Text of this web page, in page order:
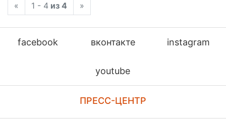
« 1 - 4 из 4 »
facebook вконтакте instagram
youtube
ПРЕСС-ЦЕНТР